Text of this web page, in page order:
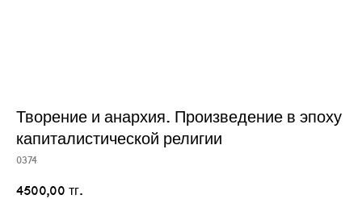
Творение и анархия. Произведение в эпоху
капиталистической религии
0374
4500,00 тг.